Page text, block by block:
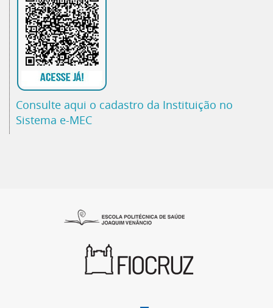
Consulte aqui o cadastro da Instituição no
Sistema e-MEC